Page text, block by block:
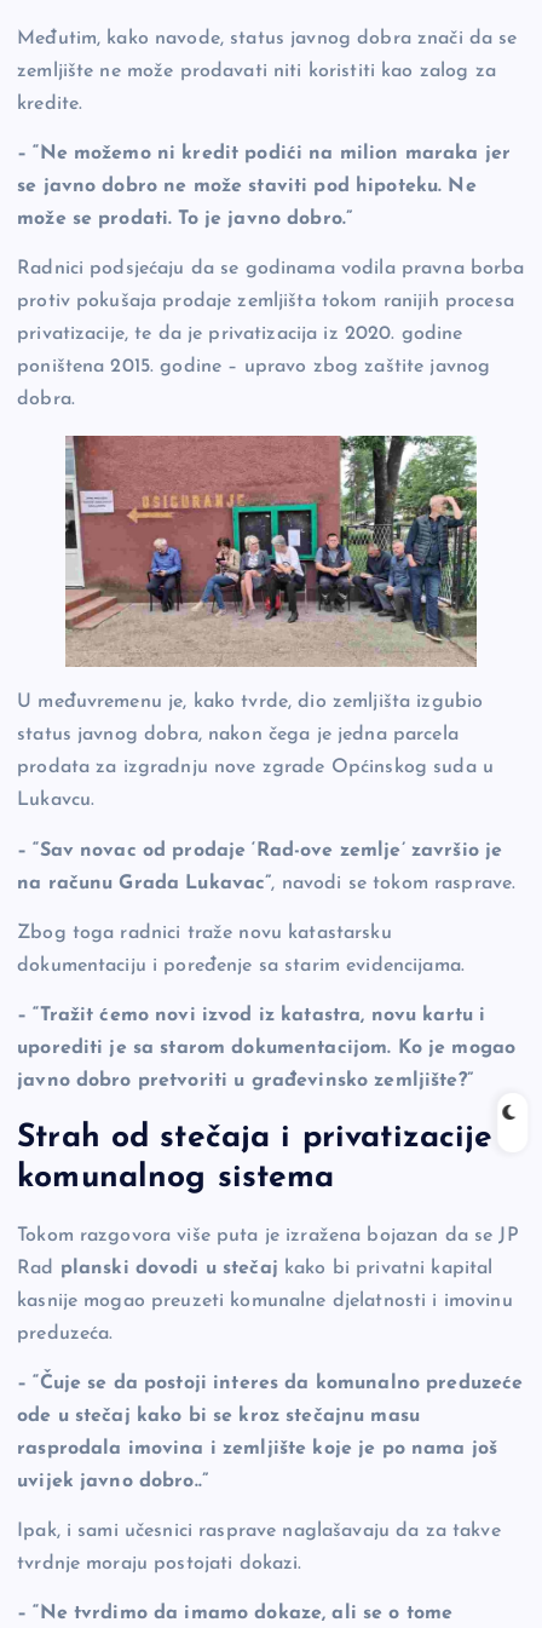
Međutim, kako navode, status javnog dobra znači da se
zemljište ne može prodavati niti koristiti kao zalog za
kredite.
– “Ne možemo ni kredit podići na milion maraka jer
se javno dobro ne može staviti pod hipoteku. Ne
može se prodati. To je javno dobro.”
Radnici podsjećaju da se godinama vodila pravna borba
protiv pokušaja prodaje zemljišta tokom ranijih procesa
privatizacije, te da je privatizacija iz 2020. godine
poništena 2015. godine – upravo zbog zaštite javnog
dobra.
U međuvremenu je, kako tvrde, dio zemljišta izgubio
status javnog dobra, nakon čega je jedna parcela
prodata za izgradnju nove zgrade Općinskog suda u
Lukavcu.
– “Sav novac od prodaje ‘Rad-ove zemlje’ završio je
na računu Grada Lukavac”, navodi se tokom rasprave.
Zbog toga radnici traže novu katastarsku
dokumentaciju i poređenje sa starim evidencijama.
– “Tražit ćemo novi izvod iz katastra, novu kartu i
uporediti je sa starom dokumentacijom. Ko je mogao
javno dobro pretvoriti u građevinsko zemljište?”
Strah od stečaja i privatizacije
komunalnog sistema
Tokom razgovora više puta je izražena bojazan da se JP
Rad planski dovodi u stečaj kako bi privatni kapital
kasnije mogao preuzeti komunalne djelatnosti i imovinu
preduzeća.
– “Čuje se da postoji interes da komunalno preduzeće
ode u stečaj kako bi se kroz stečajnu masu
rasprodala imovina i zemljište koje je po nama još
uvijek javno dobro..”
Ipak, i sami učesnici rasprave naglašavaju da za takve
tvrdnje moraju postojati dokazi.
– “Ne tvrdimo da imamo dokaze, ali se o tome